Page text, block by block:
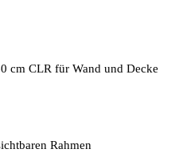
cm CLR für Wand und Decke
Rahmen